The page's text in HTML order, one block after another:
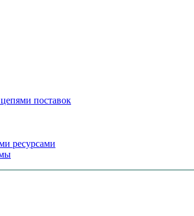
поставок
ресурсами